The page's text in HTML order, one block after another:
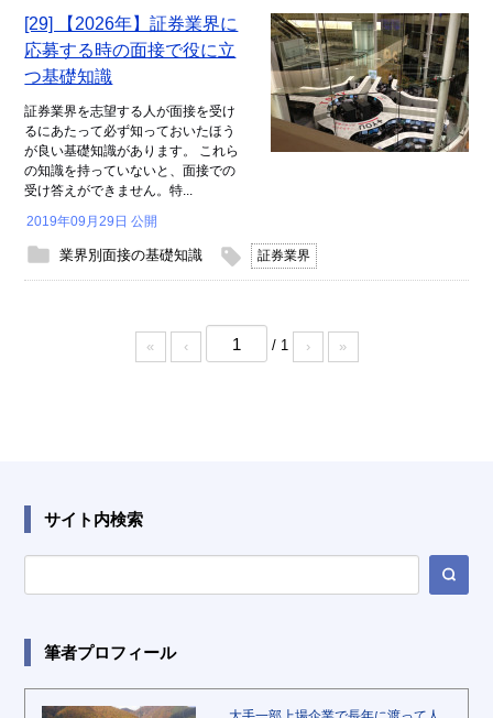
[29] 【2026年】証券業界に
応募する時の面接で役に立
つ基礎知識
証券業界を志望する人が面接を受け
るにあたって必ず知っておいたほう
が良い基礎知識があります。 これら
の知識を持っていないと、面接での
受け答えができません。特...
2019年09月29日 公開
業界別面接の基礎知識 証券業界
« ‹ / 1 › »
サイト内検索
筆者プロフィール